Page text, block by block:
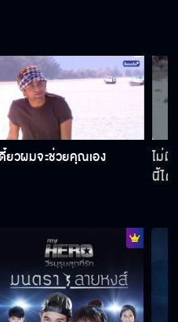
ถอะ
งดีซะเเล้ว
สิทธิ์บังคับคนเกาะนี้ได้
ยวผมจะช่วยคุณเอง
ไม่มี
นี้ได้